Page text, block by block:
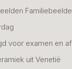
voor examen en
uit Venetië